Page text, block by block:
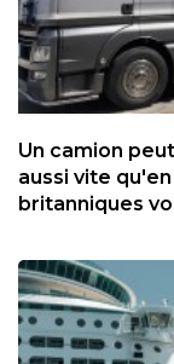
Un camion
aussi vite
britanniques